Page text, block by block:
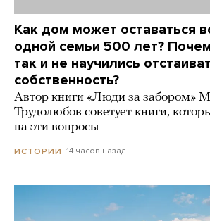
Как дом может оставаться
одной семьи 500 лет?
так и не научились
собственность?
Автор книги «Люди за забором»
Трудолюбов советует книги,
на эти вопросы
ИСТОРИИ 14 часов назад